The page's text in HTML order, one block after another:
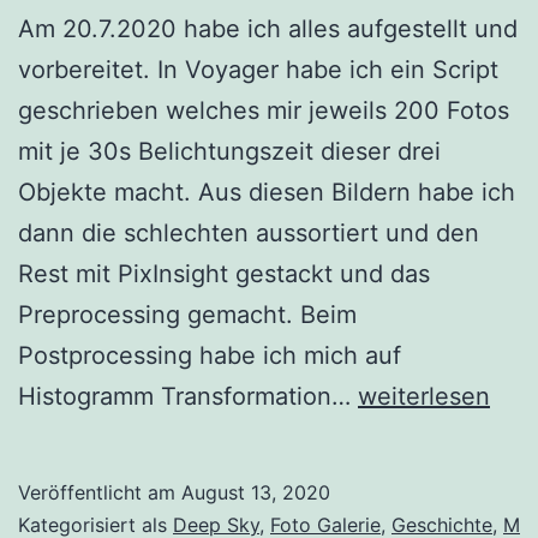
Am 20.7.2020 habe ich alles aufgestellt und
vorbereitet. In Voyager habe ich ein Script
geschrieben welches mir jeweils 200 Fotos
mit je 30s Belichtungszeit dieser drei
Objekte macht. Aus diesen Bildern habe ich
dann die schlechten aussortiert und den
Rest mit PixInsight gestackt und das
Preprocessing gemacht. Beim
Postprocessing habe ich mich auf
Histogramm Transformation… M
M
weiterlesen
Veröffentlicht am August 13, 2020
Kategorisiert als Deep Sky, Foto Galerie, Geschichte, M